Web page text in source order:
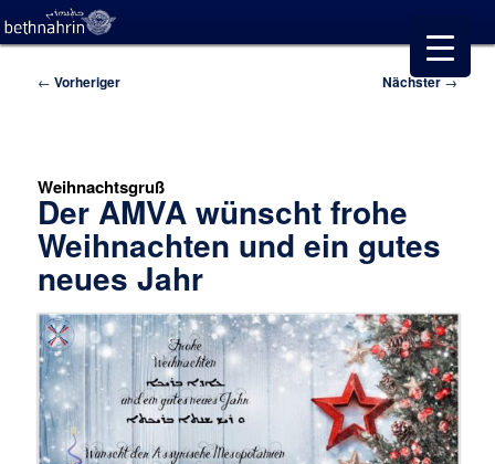
Beitragsnavigation
← Vorheriger Nächster→
Weihnachtsgruß
Der AMVA wünscht frohe
Weihnachten und ein gutes
neues Jahr